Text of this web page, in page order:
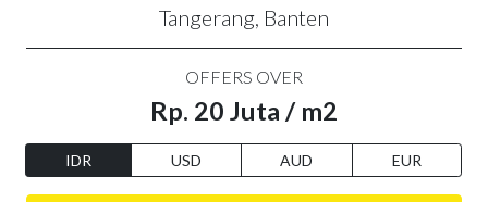
Tangerang, Banten
OFFERS OVER
Rp. 20 Juta / m2
IDR USD AUD EUR